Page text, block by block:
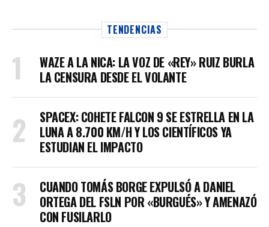
TENDENCIAS
WAZE A LA NICA: LA VOZ DE «REY» RUIZ BURLA
LA CENSURA DESDE EL VOLANTE
SPACEX: COHETE FALCON 9 SE ESTRELLA EN LA
LUNA A 8.700 KM/H Y LOS CIENTÍFICOS YA
ESTUDIAN EL IMPACTO
CUANDO TOMÁS BORGE EXPULSÓ A DANIEL
ORTEGA DEL FSLN POR «BURGUÉS» Y AMENAZÓ
CON FUSILARLO